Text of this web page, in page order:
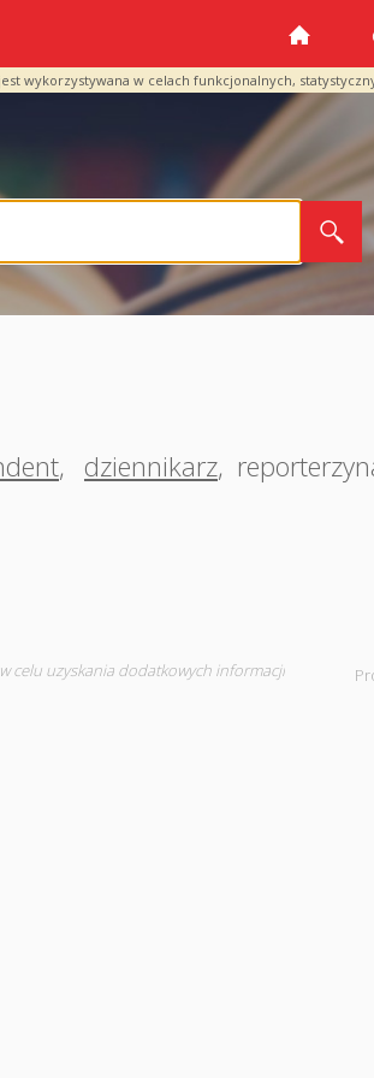
wykorzystywana w celach funkcjonalnych,
, dziennikarz,
celu uzyskania dodatkowych informacji